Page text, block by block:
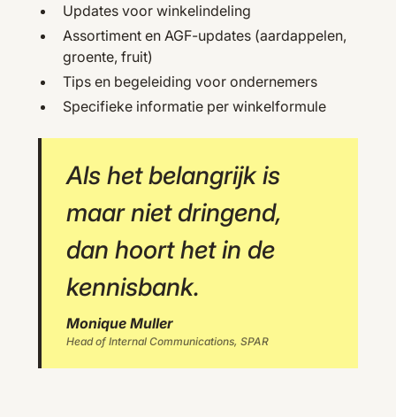
Updates voor winkelindeling
Assortiment en AGF-updates (aardappelen,
groente, fruit)
Tips en begeleiding voor ondernemers
Specifieke informatie per winkelformule
Als het belangrijk is
maar niet dringend,
dan hoort het in de
kennisbank.
Monique Muller
Head of Internal Communications, SPAR